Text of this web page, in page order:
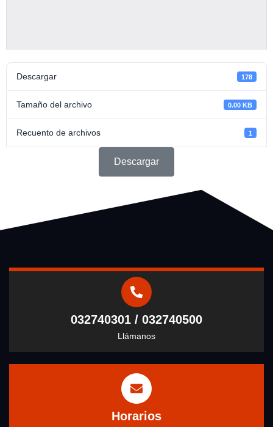
Descargar 178
Tamaño del archivo 0.00 KB
Recuento de archivos 1
Descargar
032740301 / 032740500
Llámanos
Horarios